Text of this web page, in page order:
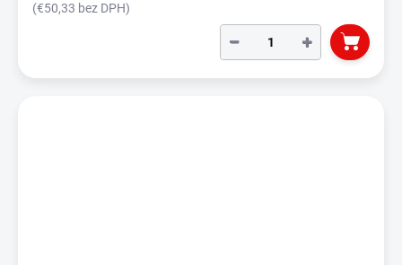
(€50,33 bez DPH)
+
−